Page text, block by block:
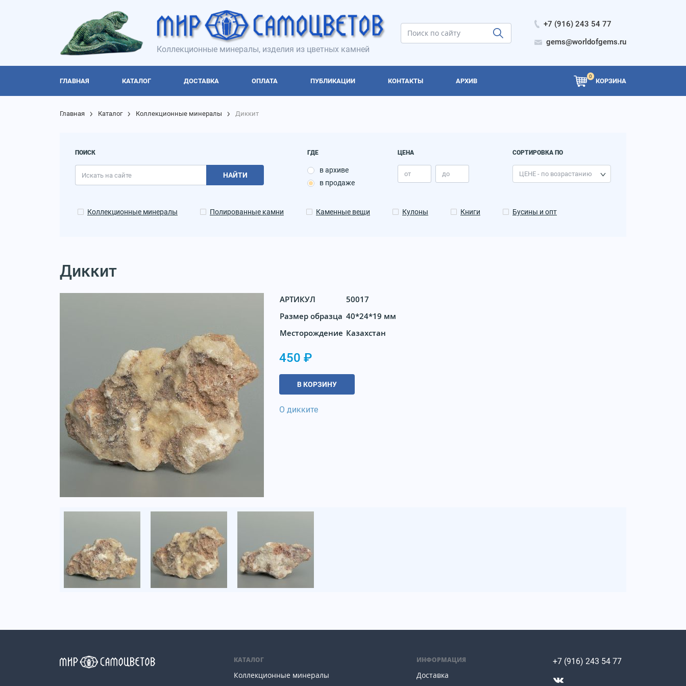
Коллекционные минералы, изделия из цветных камней
+7 (916) 243 54 77
gems@worldofgems.ru
ГЛАВНАЯ КАТАЛОГ ДОСТАВКА ОПЛАТА ПУБЛИКАЦИИ КОНТАКТЫ АРХИВ
0
КОРЗИНА
Главная Каталог Коллекционные минералы Диккит
ПОИСК
НАЙТИ
ГДЕ
в архиве
в продаже
ЦЕНА СОРТИРОВКА ПО
Коллекционные минералы Полированные камни Каменные вещи Кулоны Книги Бусины и опт
Диккит
АРТИКУЛ
50017
Размер образца 40*24*19 мм
Месторождение Казахстан
450 ₽
В КОРЗИНУ
О дикките
КАТАЛОГ
Коллекционные минералы
ИНФОРМАЦИЯ
Доставка
+7 (916) 243 54 77